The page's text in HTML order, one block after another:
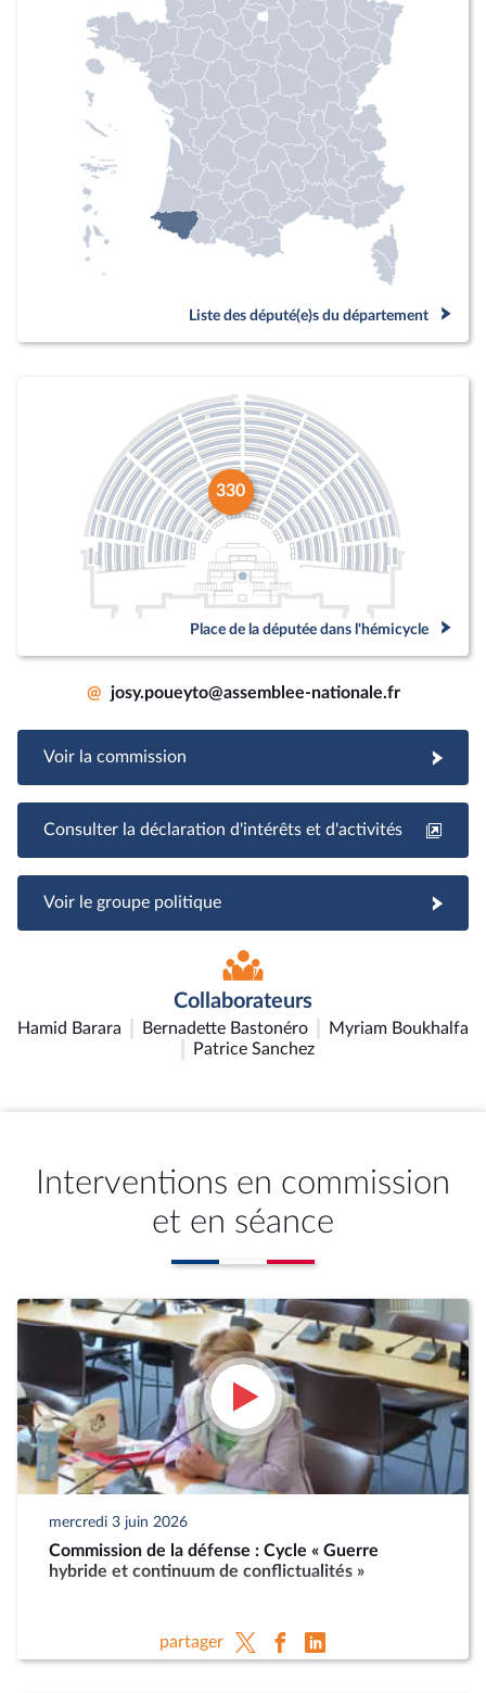
Liste des député(e)s du département
330
Place de la députée dans l'hémicycle
@ josy.poueyto@assemblee-nationale.fr
Voir la commission
Consulter la déclaration d'intérêts et d'activités
Voir le groupe politique
Collaborateurs
Hamid Barara Bernadette Bastonéro
Myriam Boukhalfa
Patrice Sanchez
Interventions en commission
et en séance
mercredi 3 juin 2026
Commission de la défense : Cycle « Guerre
hybride et continuum de conflictualités »
partager